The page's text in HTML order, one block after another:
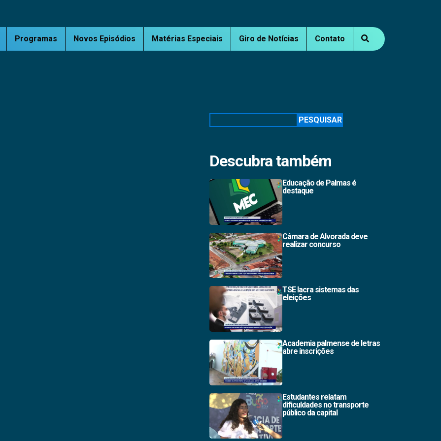
Programas Novos Episódios Matérias Especiais Giro de Notícias Contato
PESQUISAR
Descubra também
Educação de Palmas é
destaque
Câmara de Alvorada deve
realizar concurso
TSE lacra sistemas das
eleições
Academia palmense de letras
abre inscrições
Estudantes relatam
dificuldades no transporte
público da capital